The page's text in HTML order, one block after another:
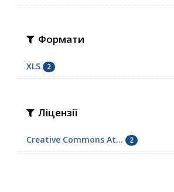
Формати
XLS 2
Ліцензії
Creative Commons At... 2